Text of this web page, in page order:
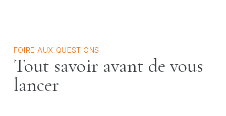
FOIRE AUX QUESTIONS
Tout savoir avant de vous
lancer